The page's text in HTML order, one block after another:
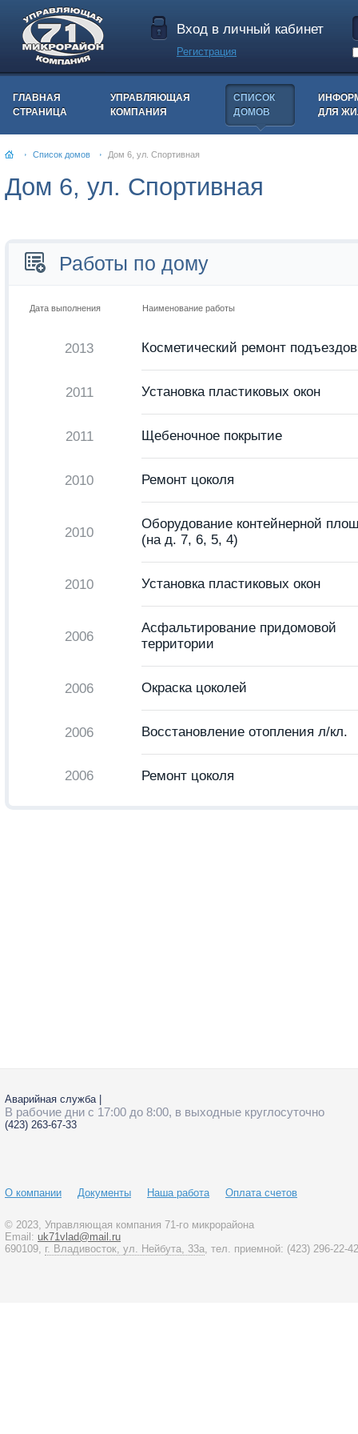
Вход в личный кабинет
Регистрация
ГЛАВНАЯ
СТРАНИЦА
УПРАВЛЯЮЩАЯ
КОМПАНИЯ
СПИСОК
ДОМОВ
ДЛЯ
Список домов Дом 6, ул. Спортивная
Дом 6, ул. Спортивная
Работы по дому
Дата выполнения Наименование работы
2013 Косметический ремонт подъездов
2011 Установка пластиковых окон
2011 Щебеночное покрытие
2010 Ремонт цоколя
2010
Оборудование контейнерной
(на д. 7, 6, 5, 4)
2010 Установка пластиковых окон
2006
Асфальтирование придомовой
территории
2006 Окраска цоколей
2006 Восстановление отопления л/кл.
2006 Ремонт цоколя
Аварийная служба
В рабочие дни с 17:00 до 8:00, в выходные круглосуточно
(423) 263-67-33
О компании Документы Наша работа Оплата счетов
© 2023, Управляющая компания 71-го микрорайона
Email: uk71vlad@mail.ru
690109, г. Владивосток, ул. Нейбута, 33а, тел. приемной: (423) 296-22-